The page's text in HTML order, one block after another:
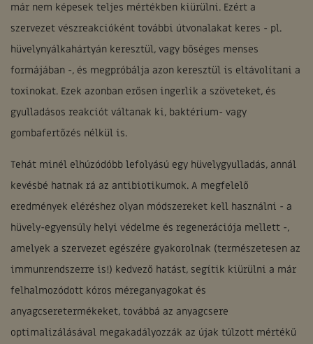
már nem képesek teljes mértékben kiürülni. Ezért a
szervezet vészreakcióként további útvonalakat keres - pl.
hüvelynyálkahártyán keresztül, vagy bőséges menses
formájában -, és megpróbálja azon keresztül is eltávolítani a
toxinokat. Ezek azonban erősen ingerlik a szöveteket, és
gyulladásos reakciót váltanak ki, baktérium- vagy
gombafertőzés nélkül is.
Tehát minél elhúzódóbb lefolyású egy hüvelygyulladás, annál
kevésbé hatnak rá az antibiotikumok. A megfelelő
eredmények eléréshez olyan módszereket kell használni - a
hüvely-egyensúly helyi védelme és regenerációja mellett -,
amelyek a szervezet egészére gyakorolnak (természetesen az
immunrendszerre is!) kedvező hatást, segítik kiürülni a már
felhalmozódott kóros méreganyagokat és
anyagcseretermékeket, továbbá az anyagcsere
optimalizálásával megakadályozzák az újak túlzott mértékű